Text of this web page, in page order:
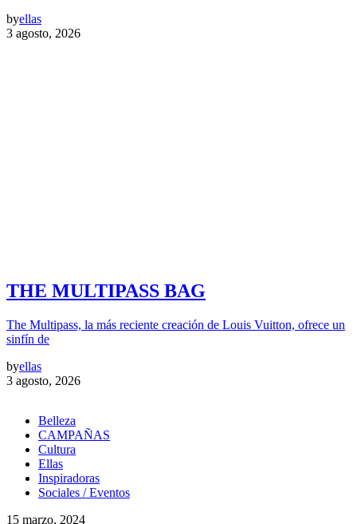
byellas
3 agosto, 2026
THE MULTIPASS BAG
The Multipass, la más reciente creación de Louis Vuitton, ofrece un
sinfín de
byellas
3 agosto, 2026
Belleza
CAMPAÑAS
Cultura
Ellas
Inspiradoras
Sociales / Eventos
15 marzo, 2024